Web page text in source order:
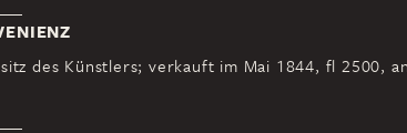
des Künstlers; verkauft im Mai 1844, fl 2500,